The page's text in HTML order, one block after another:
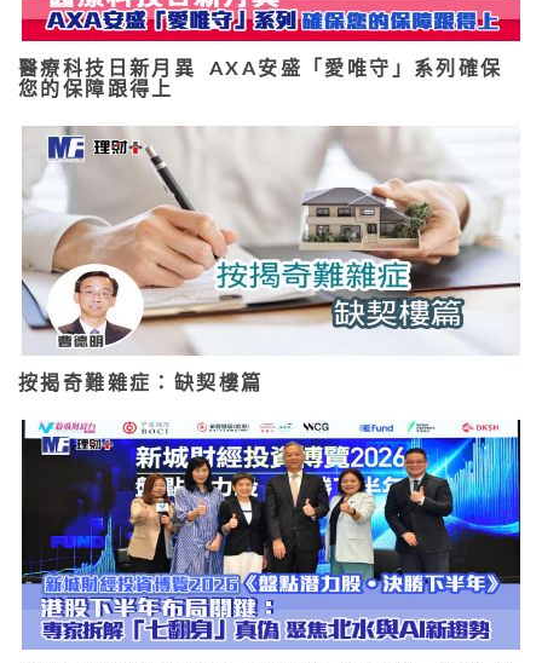
醫療科技日新月異 AXA安盛「愛唯守」系列確保
您的保障跟得上
按揭奇難雜症：缺契樓篇